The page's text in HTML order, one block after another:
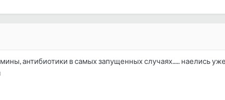
антибиотики в самых запущенных случаях..... наелись